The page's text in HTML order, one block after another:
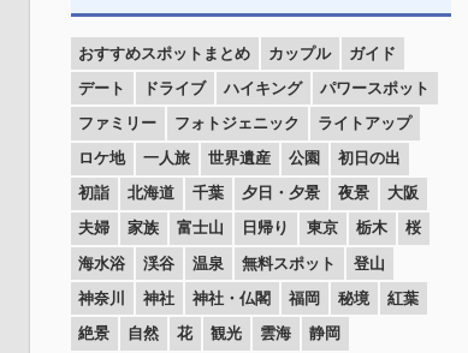
おすすめスポットまとめ カップル
ガイド
デート
ドライブ ハイキング
パワースポット
ファミリー
フォトジェニック
ライトアップ
ロケ地
一人旅 世界遺産 公園
初日の出
初詣
北海道 千葉 夕日・夕景 夜景
大阪
夫婦
家族 富士山 日帰り 東京 栃木
桜
海水浴
渓谷 温泉 無料スポット
登山
神奈川
神社 神社・仏閣 福岡 秘境
紅葉
絶景
自然 花 観光 雲海 静岡